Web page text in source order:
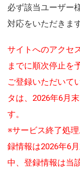
必ず該当ユーザー
対応をいただきま
サイトへのアクセ
までに順次停止を
ご登録いただいて
タは、2026年6月
す。
※サービス終了処
録情報は2026年6
中、登録情報は当